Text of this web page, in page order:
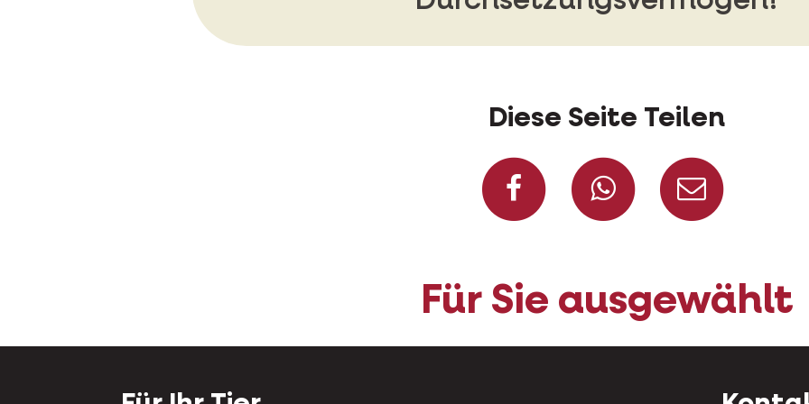
Diese Seite Teilen
Auf Facebook teilen
Auf
Für Sie ausgewählt